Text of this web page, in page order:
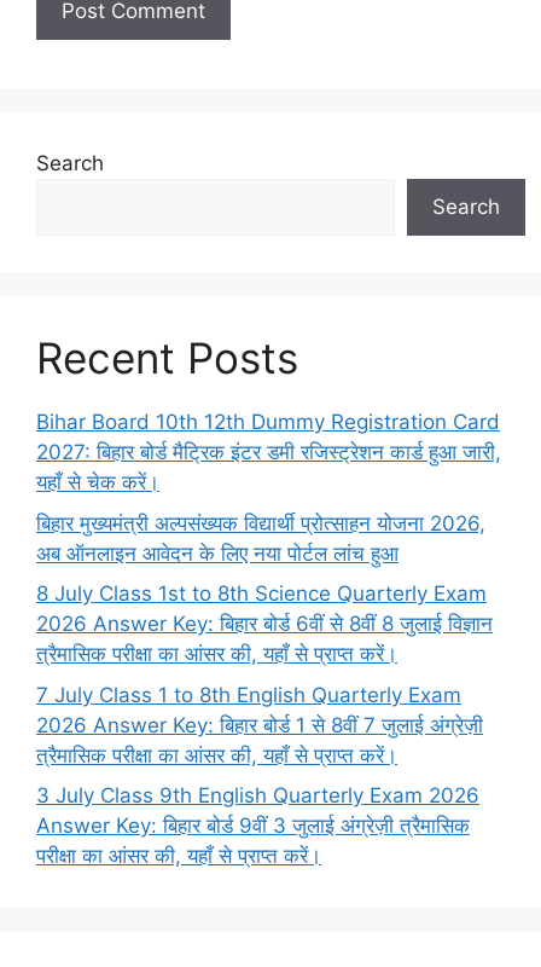
Search
Search
Recent Posts
Bihar Board 10th 12th Dummy Registration Card
2027: बिहार बोर्ड मैट्रिक इंटर डमी रजिस्ट्रेशन कार्ड हुआ जारी,
यहाँ से चेक करें।
बिहार मुख्यमंत्री अल्पसंख्यक विद्यार्थी प्रोत्साहन योजना 2026,
अब ऑनलाइन आवेदन के लिए नया पोर्टल लांच हुआ
8 July Class 1st to 8th Science Quarterly Exam
2026 Answer Key: बिहार बोर्ड 6वीं से 8वीं 8 जुलाई विज्ञान
त्रैमासिक परीक्षा का आंसर की, यहाँ से प्राप्त करें।
7 July Class 1 to 8th English Quarterly Exam
2026 Answer Key: बिहार बोर्ड 1 से 8वीं 7 जुलाई अंग्रेज़ी
त्रैमासिक परीक्षा का आंसर की, यहाँ से प्राप्त करें।
3 July Class 9th English Quarterly Exam 2026
Answer Key: बिहार बोर्ड 9वीं 3 जुलाई अंग्रेज़ी त्रैमासिक
परीक्षा का आंसर की, यहाँ से प्राप्त करें।